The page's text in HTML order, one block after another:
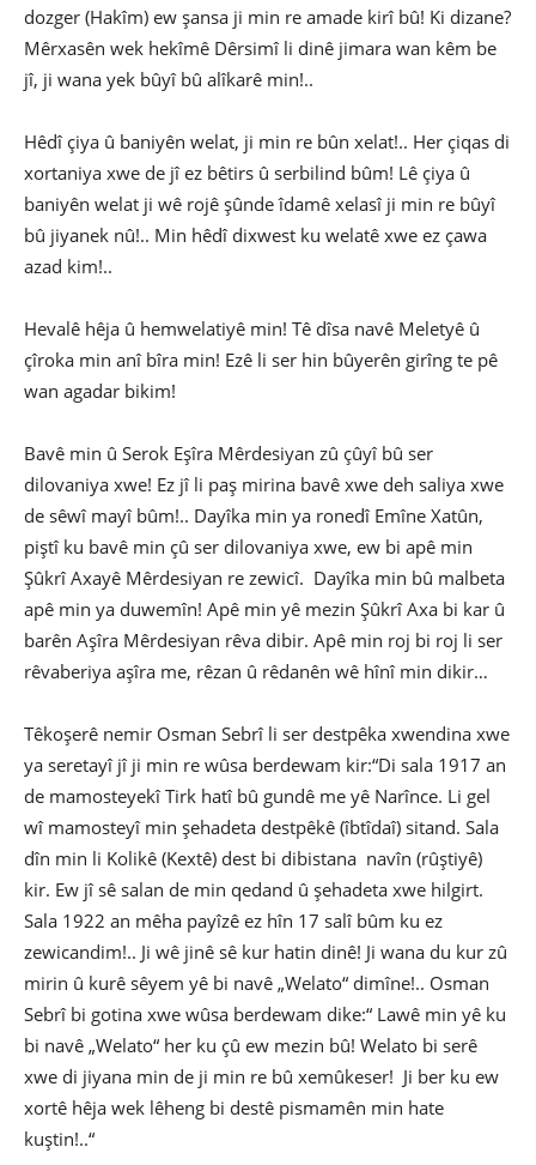
dozger (Hakîm) ew şansa ji min re amade kirî bû! Ki dizane?
Mêrxasên wek hekîmê Dêrsimî li dinê jimara wan kêm be
jî, ji wana yek bûyî bû alîkarê min!..
Hêdî çiya û baniyên welat, ji min re bûn xelat!.. Her çiqas di
xortaniya xwe de jî ez bêtirs û serbilind bûm! Lê çiya û
baniyên welat ji wê rojê şûnde îdamê xelasî ji min re bûyî
bû jiyanek nû!.. Min hêdî dixwest ku welatê xwe ez çawa
azad kim!..
Hevalê hêja û hemwelatiyê min! Tê dîsa navê Meletyê û
çîroka min anî bîra min! Ezê li ser hin bûyerên girîng te pê
wan agadar bikim!
Bavê min û Serok Eşîra Mêrdesiyan zû çûyî bû ser
dilovaniya xwe! Ez jî li paş mirina bavê xwe deh saliya xwe
de sêwî mayî bûm!.. Dayîka min ya ronedî Emîne Xatûn,
piştî ku bavê min çû ser dilovaniya xwe, ew bi apê min
Şûkrî Axayê Mêrdesiyan re zewicî. Dayîka min bû malbeta
apê min ya duwemîn! Apê min yê mezin Şûkrî Axa bi kar û
barên Aşîra Mêrdesiyan rêva dibir. Apê min roj bi roj li ser
rêvaberiya aşîra me, rêzan û rêdanên wê hînî min dikir…
Têkoşerê nemir Osman Sebrî li ser destpêka xwendina xwe
ya seretayî jî ji min re wûsa berdewam kir:“Di sala 1917 an
de mamosteyekî Tirk hatî bû gundê me yê Narînce. Li gel
wî mamosteyî min şehadeta destpêkê (îbtîdaî) sitand. Sala
dîn min li Kolikê (Kextê) dest bi dibistana navîn (rûştiyê)
kir. Ew jî sê salan de min qedand û şehadeta xwe hilgirt.
Sala 1922 an mêha payîzê ez hîn 17 salî bûm ku ez
zewicandim!.. Ji wê jinê sê kur hatin dinê! Ji wana du kur zû
mirin û kurê sêyem yê bi navê „Welato“ dimîne!.. Osman
Sebrî bi gotina xwe wûsa berdewam dike:“ Lawê min yê ku
bi navê „Welato“ her ku çû ew mezin bû! Welato bi serê
xwe di jiyana min de ji min re bû xemûkeser! Ji ber ku ew
xortê hêja wek lêheng bi destê pismamên min hate
kuştin!..“